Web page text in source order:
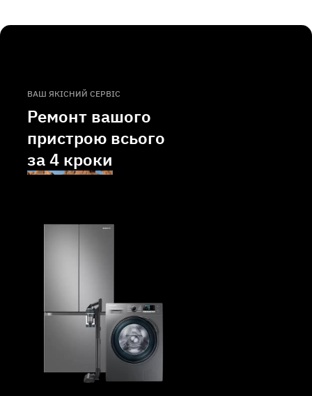
ВАШ ЯКІСНИЙ СЕРВІС
Ремонт вашого
пристрою всього
за4 кроки